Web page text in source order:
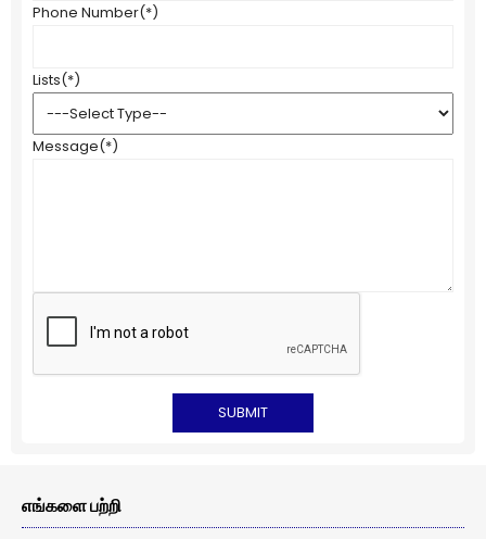
Phone Number(*)
Lists(*)
Message(*)
எங்களை பற்றி